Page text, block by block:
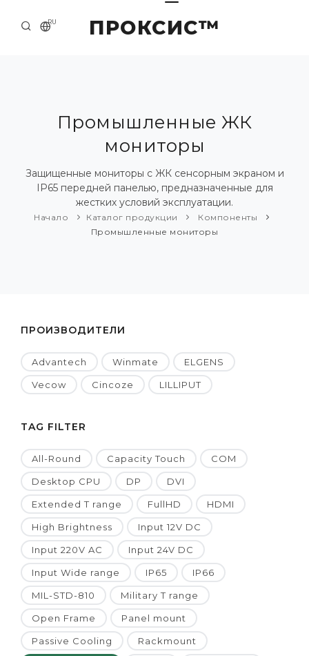
ПРОКСИС™
RU
О КОМПАНИИ
ПРИМЕРЫ И РЕШЕНИЯ
КАТАЛОГ ПРОДУКЦИИ
ПРЕСС-ЦЕНТР
Промышленные ЖК
мониторы
Защищенные мониторы с ЖК сенсорным экраном и
IP65 передней панелью, предназначенные для
жестких условий эксплуатации.
Начало Каталог продукции
Компоненты
Промышленные мониторы
ПРОИЗВОДИТЕЛИ
Advantech Winmate ELGENS
Vecow Cincoze LILLIPUT
TAG FILTER
All-Round Capacity Touch COM
Desktop CPU DP DVI
Extended T range FullHD HDMI
High Brightness Input 12V DC
Input 220V AC Input 24V DC
Input Wide range IP65 IP66
MIL-STD-810 Military T range
Open Frame Panel mount
Passive Cooling Rackmount